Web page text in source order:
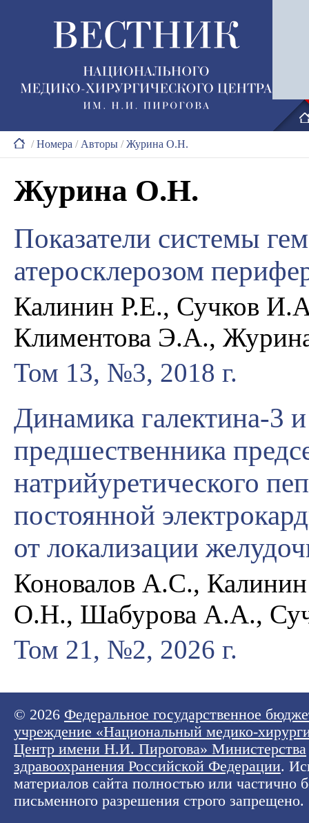
/Номера / Авторы /Журина О.Н.
Журина О.Н.
Показатели системы
атеросклерозом
Калинин Р.Е., Сучков
Климентова Э.А.,
Том 13, №3, 2018 г.
Динамика галектина­-3
предшественника
натрийуретического
постоянной
от локализации
Коновалов А.С.,
О.Н., Шабурова А.А.,
Том 21, №2, 2026 г.
© 2026 Федеральное государственное
учреждение «Национальный медико-
Центр имени Н.И. Пирогова» Министерства
здравоохранения Российской Федерации.
материалов сайта полностью или частично
письменного разрешения строго запрещено.